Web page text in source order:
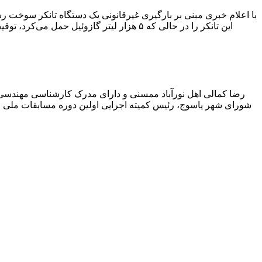
با اعلام خبری مبنی بر بارگیری غیرقانونی یک دستگاه تانکر
این تانکر را در حالی که ۵ هزار لیتر
رضا کمالی اهل نورآباد ممسنی و دارای مدرک کارشناسی
شورای شهر یاسوج، رئیس کمیته اجرایی اولین دوره مسابقات ملی